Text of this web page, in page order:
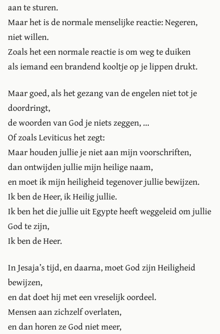
aan te sturen.
Maar het is de normale menselijke reactie: Negeren,
niet willen.
Zoals het een normale reactie is om weg te duiken
als iemand een brandend kooltje op je lippen drukt.
Maar goed, als het gezang van de engelen niet tot je
doordringt,
de woorden van God je niets zeggen, …
Of zoals Leviticus het zegt:
Maar houden jullie je niet aan mijn voorschriften,
dan ontwijden jullie mijn heilige naam,
en moet ik mijn heiligheid tegenover jullie bewijzen.
Ik ben de Heer, ik Heilig jullie.
Ik ben het die jullie uit Egypte heeft weggeleid om jullie
God te zijn,
Ik ben de Heer.
In Jesaja’s tijd, en daarna, moet God zijn Heiligheid
bewijzen,
en dat doet hij met een vreselijk oordeel.
Mensen aan zichzelf overlaten,
en dan horen ze God niet meer,